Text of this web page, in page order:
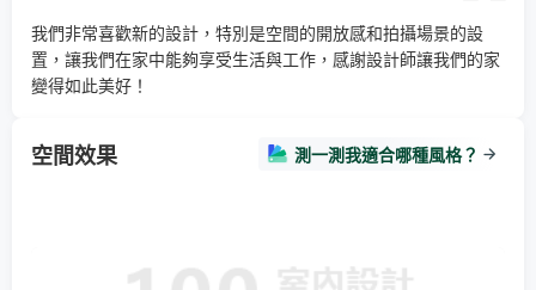
我們非常喜歡新的設計，特別是空間的開放感和拍攝場景的設
置，讓我們在家中能夠享受生活與工作，感謝設計師讓我們的家
變得如此美好！
空間效果 測一測我適合哪種風格？